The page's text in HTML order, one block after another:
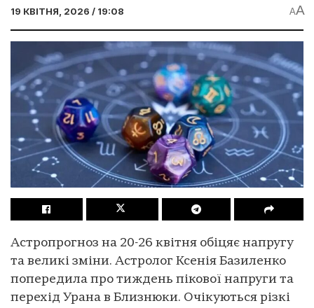
19 КВІТНЯ, 2026 / 19:08 AA
Астропрогноз на 20-26 квітня обіцяє напругу
та великі зміни. Астролог Ксенія Базиленко
попередила про тиждень пікової напруги та
перехід Урана в Близнюки. Очікуються різкі